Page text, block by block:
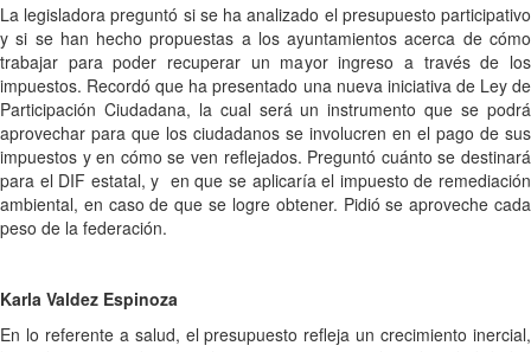
La legisladora preguntó si se ha analizado el presupuesto participativo
y si se han hecho propuestas a los ayuntamientos acerca de cómo
trabajar para poder recuperar un mayor ingreso a través de los
impuestos. Recordó que ha presentado una nueva iniciativa de Ley de
Participación Ciudadana, la cual será un instrumento que se podrá
aprovechar para que los ciudadanos se involucren en el pago de sus
impuestos y en cómo se ven reflejados. Preguntó cuánto se destinará
para el DIF estatal, y en que se aplicaría el impuesto de remediación
ambiental, en caso de que se logre obtener. Pidió se aproveche cada
peso de la federación.
Karla Valdez Espinoza
En lo referente a salud, el presupuesto refleja un crecimiento inercial,